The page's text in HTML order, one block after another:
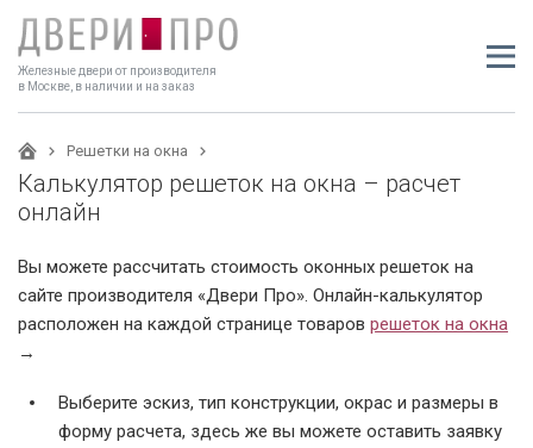
Железные двери от производителя
в Москве, в наличии и на заказ
Решетки на окна
Калькулятор решеток на окна – расчет
онлайн
Вы можете рассчитать стоимость оконных решеток на
сайте производителя «Двери Про». Онлайн-калькулятор
расположен на каждой странице товаров решеток на окна
→
Выберите эскиз, тип конструкции, окрас и размеры в
форму расчета, здесь же вы можете оставить заявку